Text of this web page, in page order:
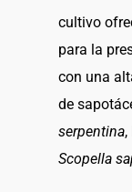
cultivo
para la
con una
de
serpentina,
Scopella